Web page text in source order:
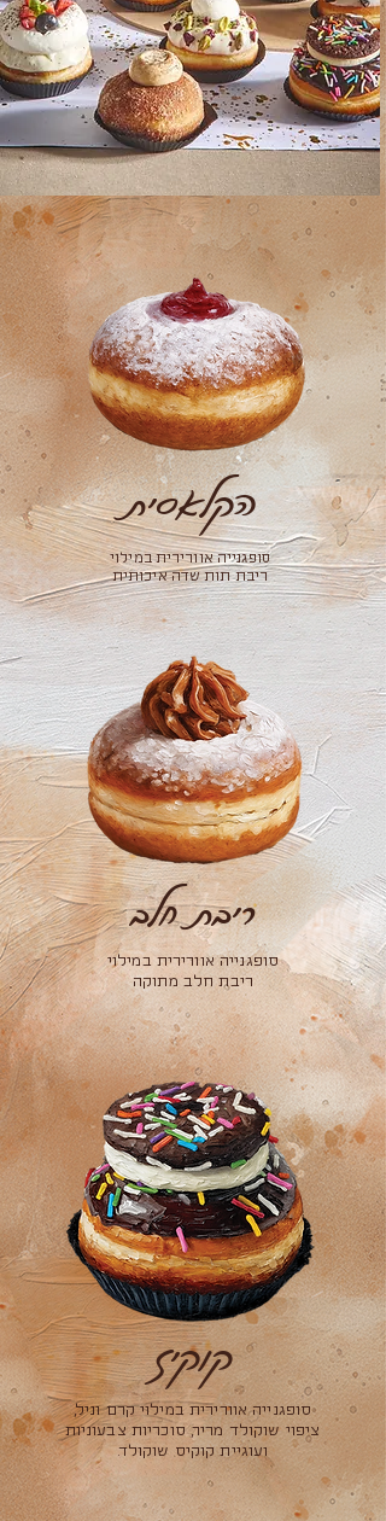
הקלאסית
סופגנייה אוורירית במילוי
ריבת תות שדה איכותית
ריבת חלב
סופגנייה אוורירית במילוי
ריבת חלב מתוקה
קוקיז
סופגנייה אוורירית במילוי קרם וניל,
ציפוי שוקולד מריר, סוכריות צבעוניות
ועוגיית קוקיס שוקולד.